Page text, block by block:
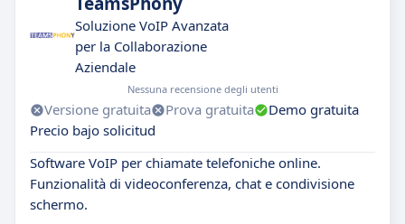
Soluzione VoIP Avanzata
per la Collaborazione
Aziendale
Nessuna recensione degli utenti
Versione gratuita Prova gratuita
Demo gratuita
Precio bajo solicitud
Software VoIP per chiamate telefoniche online.
Funzionalità di videoconferenza, chat e condivisione
schermo.